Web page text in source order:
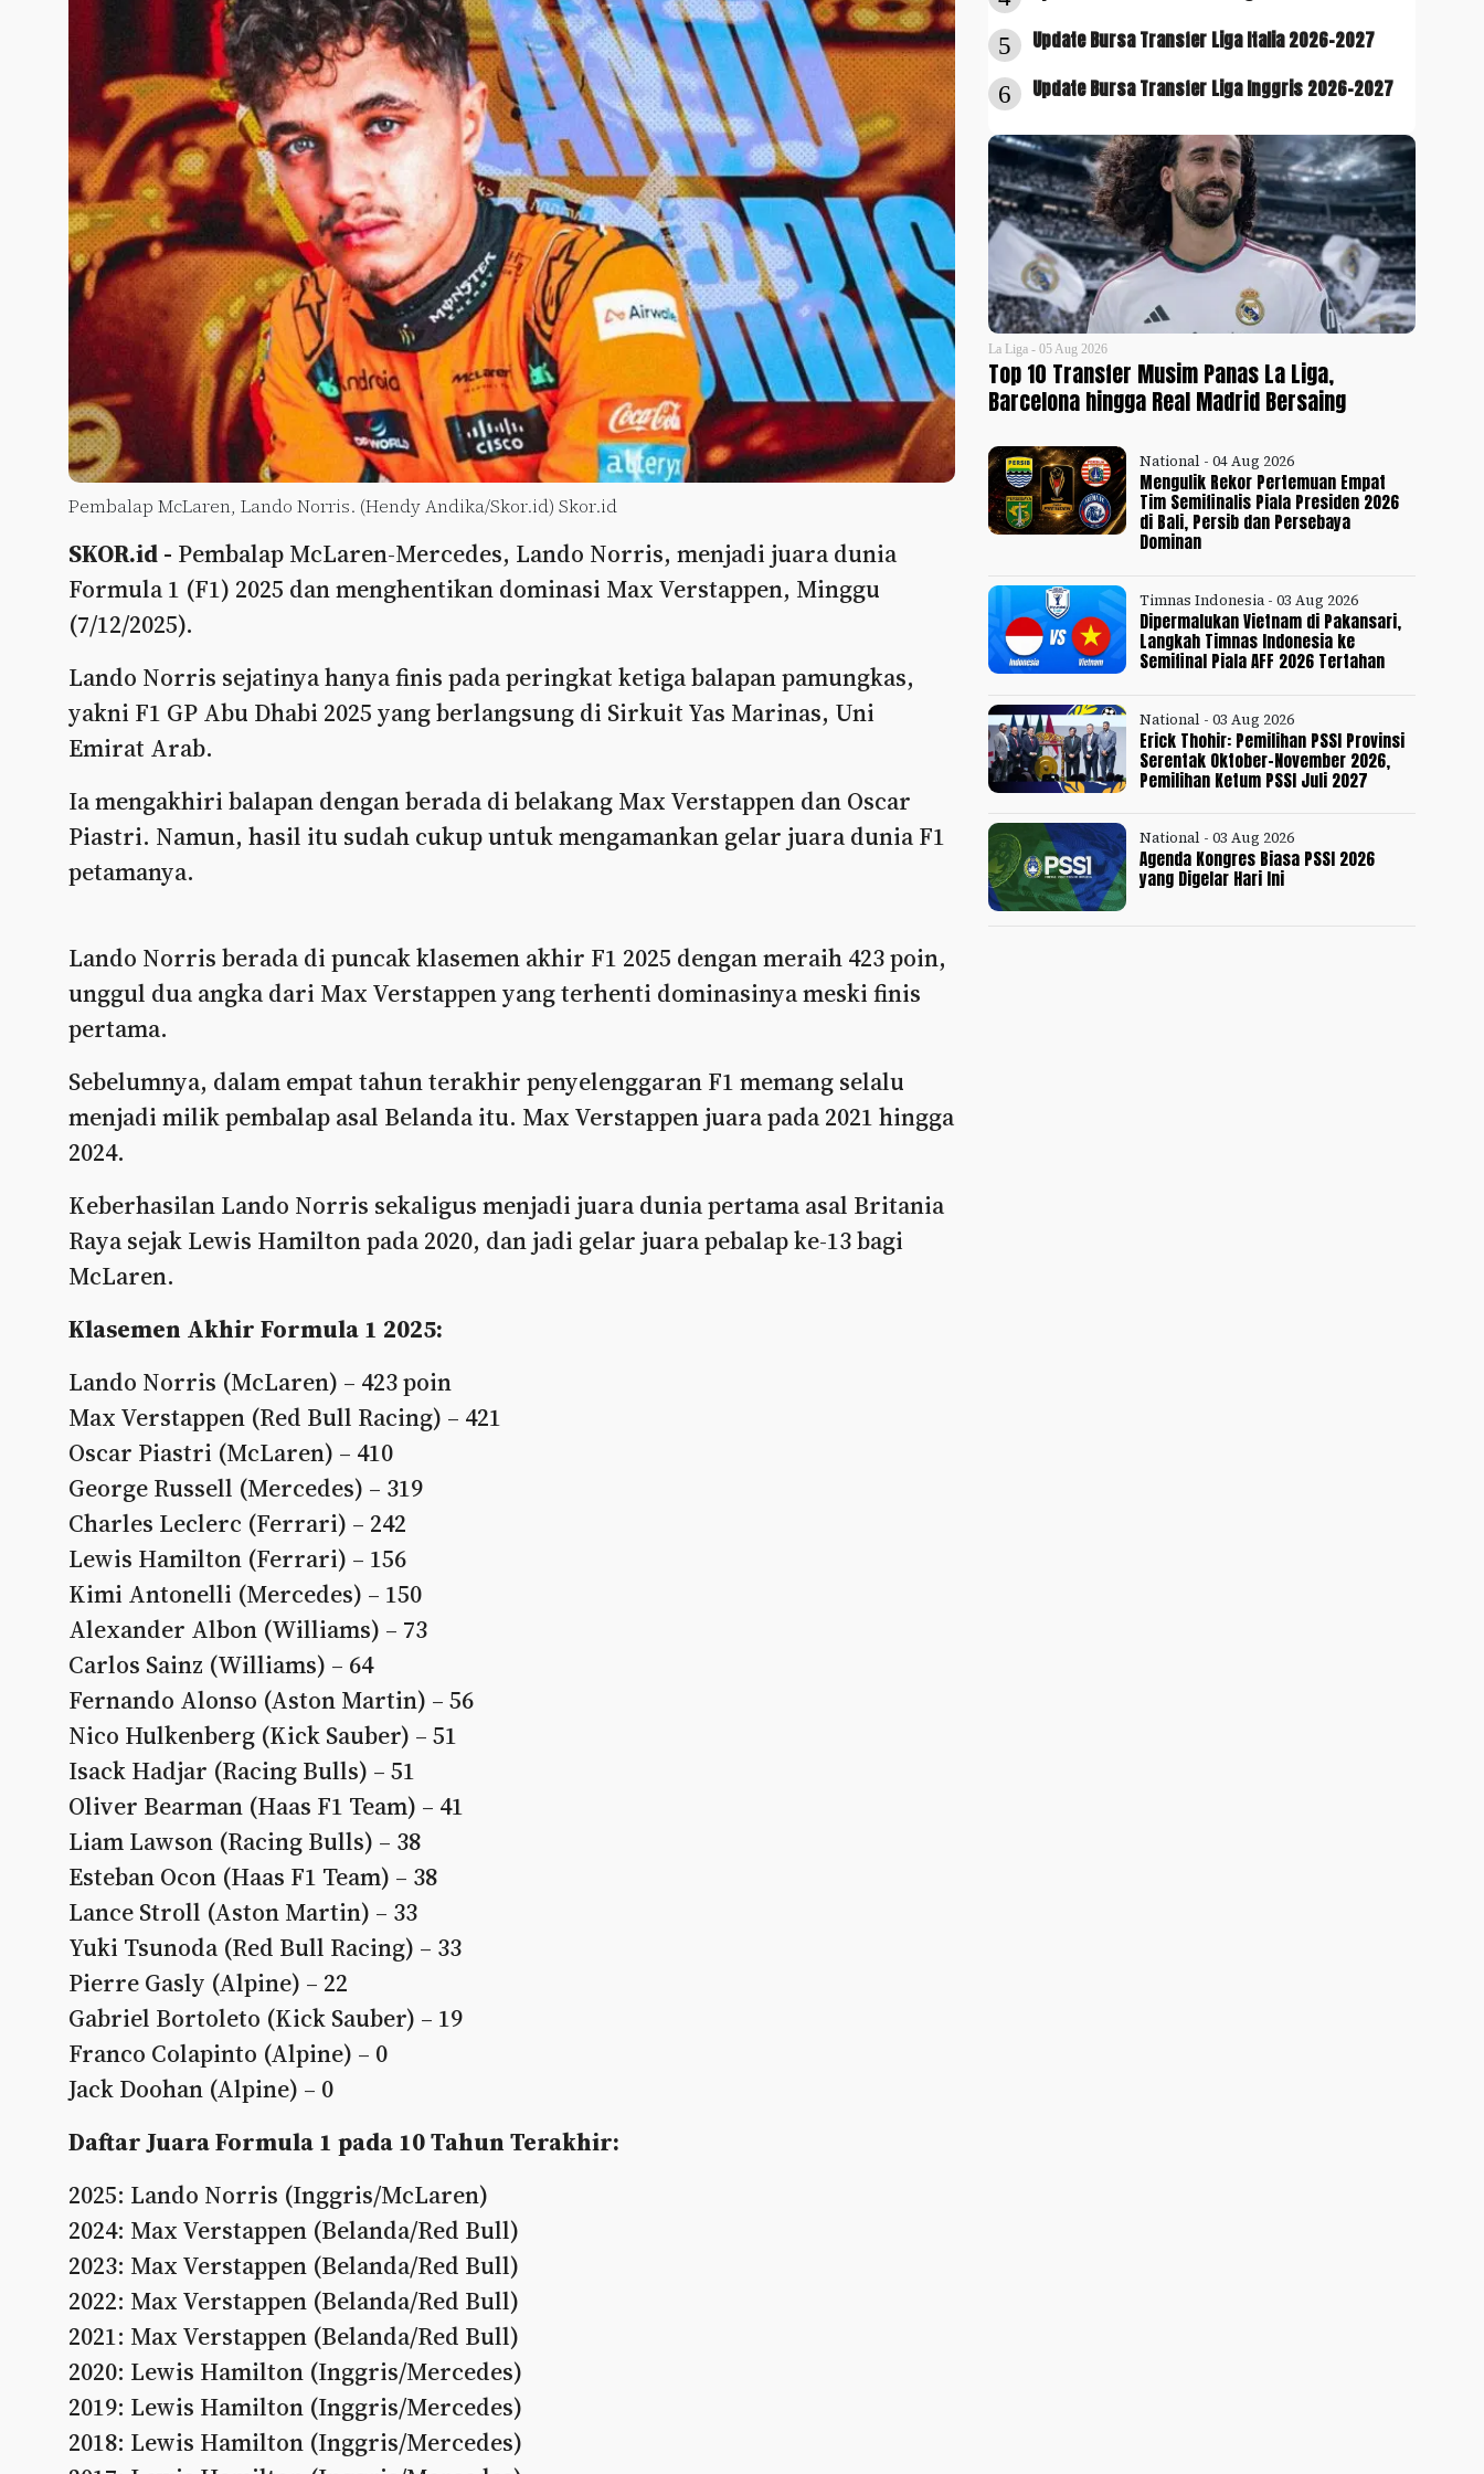
Pembalap McLaren, Lando Norris. (Hendy Andika/Skor.id) Skor.id
SKOR.id - Pembalap McLaren-Mercedes, Lando Norris, menjadi juara dunia
Formula 1 (F1) 2025 dan menghentikan dominasi Max Verstappen, Minggu
(7/12/2025).
Lando Norris sejatinya hanya finis pada peringkat ketiga balapan pamungkas,
yakni F1 GP Abu Dhabi 2025 yang berlangsung di Sirkuit Yas Marinas, Uni
Emirat Arab.
Ia mengakhiri balapan dengan berada di belakang Max Verstappen dan Oscar
Piastri. Namun, hasil itu sudah cukup untuk mengamankan gelar juara dunia F1
petamanya.
Lando Norris berada di puncak klasemen akhir F1 2025 dengan meraih 423 poin,
unggul dua angka dari Max Verstappen yang terhenti dominasinya meski finis
pertama.
Sebelumnya, dalam empat tahun terakhir penyelenggaran F1 memang selalu
menjadi milik pembalap asal Belanda itu. Max Verstappen juara pada 2021 hingga
2024.
Keberhasilan Lando Norris sekaligus menjadi juara dunia pertama asal Britania
Raya sejak Lewis Hamilton pada 2020, dan jadi gelar juara pebalap ke-13 bagi
McLaren.
Klasemen Akhir Formula 1 2025:
Lando Norris (McLaren) – 423 poin
Max Verstappen (Red Bull Racing) – 421
Oscar Piastri (McLaren) – 410
George Russell (Mercedes) – 319
Charles Leclerc (Ferrari) – 242
Lewis Hamilton (Ferrari) – 156
Kimi Antonelli (Mercedes) – 150
Alexander Albon (Williams) – 73
Carlos Sainz (Williams) – 64
Fernando Alonso (Aston Martin) – 56
Nico Hulkenberg (Kick Sauber) – 51
Isack Hadjar (Racing Bulls) – 51
Oliver Bearman (Haas F1 Team) – 41
Liam Lawson (Racing Bulls) – 38
Esteban Ocon (Haas F1 Team) – 38
Lance Stroll (Aston Martin) – 33
Yuki Tsunoda (Red Bull Racing) – 33
Pierre Gasly (Alpine) – 22
Gabriel Bortoleto (Kick Sauber) – 19
Franco Colapinto (Alpine) – 0
Jack Doohan (Alpine) – 0
Daftar Juara Formula 1 pada 10 Tahun Terakhir:
2025: Lando Norris (Inggris/McLaren)
2024: Max Verstappen (Belanda/Red Bull)
2023: Max Verstappen (Belanda/Red Bull)
2022: Max Verstappen (Belanda/Red Bull)
2021: Max Verstappen (Belanda/Red Bull)
2020: Lewis Hamilton (Inggris/Mercedes)
2019: Lewis Hamilton (Inggris/Mercedes)
2018: Lewis Hamilton (Inggris/Mercedes)
5 Update Bursa Transfer Liga Italia 2026-2027
6 Update Bursa Transfer Liga Inggris 2026-2027
La Liga - 05 Aug 2026
Top 10 Transfer Musim Panas La Liga,
Barcelona hingga Real Madrid Bersaing
National - 04 Aug 2026
Mengulik Rekor Pertemuan Empat
Tim Semifinalis Piala Presiden 2026
di Bali, Persib dan Persebaya
Dominan
Timnas Indonesia - 03 Aug 2026
Dipermalukan Vietnam di Pakansari,
Langkah Timnas Indonesia ke
Semifinal Piala AFF 2026 Tertahan
National - 03 Aug 2026
Erick Thohir: Pemilihan PSSI Provinsi
Serentak Oktober-November 2026,
Pemilihan Ketum PSSI Juli 2027
National - 03 Aug 2026
Agenda Kongres Biasa PSSI 2026
yang Digelar Hari Ini